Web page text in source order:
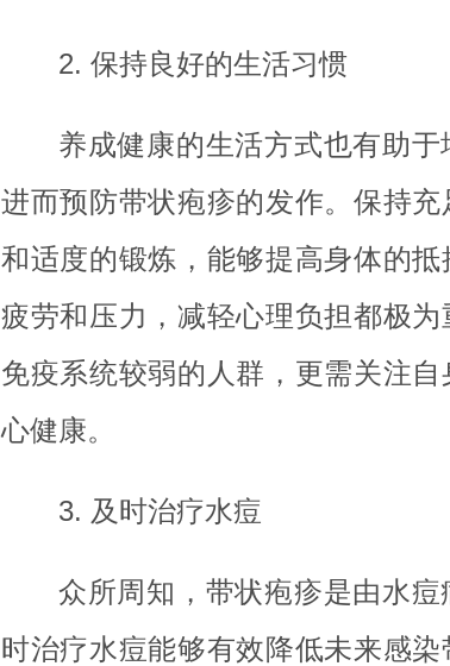
2. 保持良好的生活习惯
养成健康的生活方式也有助于
进而预防带状疱疹的发作。保持
和适度的锻炼，能够提高身体的
疲劳和压力，减轻心理负担都极
免疫系统较弱的人群，更需关注
心健康。
3. 及时治疗水痘
众所周知，带状疱疹是由水
时治疗水痘能够有效降低未来感